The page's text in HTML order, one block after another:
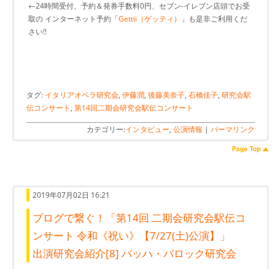
←24時間受付、予約＆発券手数料0円、セブン-イレブン店頭でお受
取の インターネット予約「Gettii（ゲッティ）
」も是非ご利用くだ
さい!!
タグ: イタリアオペラ研究会, 伊藤潤, 後藤美奈子, 石橋佳子, 研究会駅
伝コンサート , 第14回二期会研究会駅伝コンサート
カテゴリー:インタビュー, 公演情報 | パーマリンク
2019年07月02日 16:21
ブログで繋ぐ！「第14回 二期会研究会駅伝コ
ンサート 令和《祝い》【7/27(土)公演】」
出演研究会紹介[8] バッハ・バロック研究会